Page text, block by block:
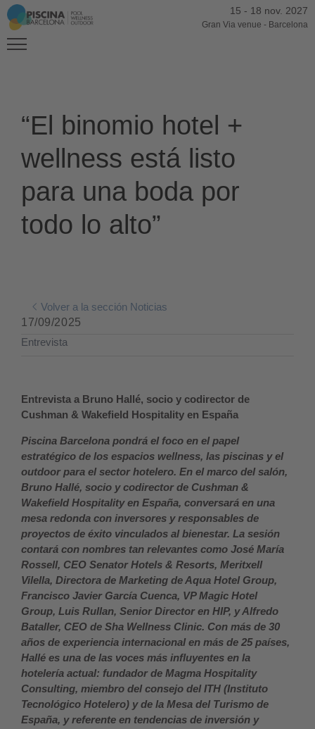
15 - 18 nov. 2027
Gran Via venue - Barcelona
“El binomio hotel +
wellness está listo
para una boda por
todo lo alto”
Volver a la sección Noticias
17/09/2025
Entrevista
Entrevista a Bruno Hallé, socio y codirector de
Cushman & Wakefield Hospitality en España
Piscina Barcelona pondrá el foco en el papel
estratégico de los espacios wellness, las piscinas y el
outdoor para el sector hotelero. En el marco del salón,
Bruno Hallé, socio y codirector de Cushman &
Wakefield Hospitality en España, conversará en una
mesa redonda con inversores y responsables de
proyectos de éxito vinculados al bienestar. La sesión
contará con nombres tan relevantes como José María
Rossell, CEO Senator Hotels & Resorts, Meritxell
Vilella, Directora de Marketing de Aqua Hotel Group,
Francisco Javier García Cuenca, VP Magic Hotel
Group, Luis Rullan, Senior Director en HIP, y Alfredo
Bataller, CEO de Sha Wellness Clinic. Con más de 30
años de experiencia internacional en más de 25 países,
Hallé es una de las voces más influyentes en la
hotelería actual: fundador de Magma Hospitality
Consulting, miembro del consejo del ITH (Instituto
Tecnológico Hotelero) y de la Mesa del Turismo de
España, y referente en tendencias de inversión y